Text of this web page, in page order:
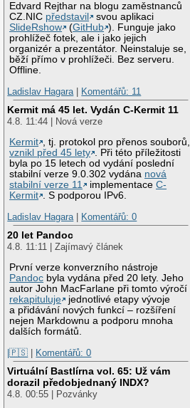
Edvard Rejthar na blogu zaměstnanců
CZ.NIC představil
svou aplikaci
SlideRshow
(GitHub ). Funguje jako
prohlížeč fotek, ale i jako jejich
organizér a prezentátor. Neinstaluje se,
běží přímo v prohlížeči. Bez serveru.
Offline.
Ladislav Hagara | Komentářů: 11
Kermit má 45 let. Vydán C-Kermit 11
4.8. 11:44 | Nová verze
Kermit , tj. protokol pro přenos souborů,
vznikl před 45 lety . Při této příležitosti
byla po 15 letech od vydání poslední
stabilní verze 9.0.302 vydána nová
stabilní verze 11
implementaceC-
Kermit . S podporou IPv6.
Ladislav Hagara | Komentářů: 0
20 let Pandoc
4.8. 11:11 | Zajímavý článek
První verze konverzního nástroje
Pandoc byla vydána před 20 lety. Jeho
autor John MacFarlane při tomto výročí
rekapituluje
jednotlivé etapy vývoje
a přidávání nových funkcí – rozšíření
nejen Markdownu a podporu mnoha
dalších formátů.
|🇵🇸 | Komentářů: 0
Virtuální Bastlírna vol. 65: Už vám
dorazil předobjednaný INDX?
4.8. 00:55 | Pozvánky